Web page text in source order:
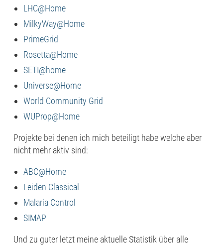
LHC@Home
MilkyWay@Home
PrimeGrid
Rosetta@Home
SETI@home
Universe@Home
World Community Grid
WUProp@Home
Projekte bei denen ich mich beteiligt habe welche aber
nicht mehr aktiv sind:
ABC@Home
Leiden Classical
Malaria Control
SIMAP
Und zu guter letzt meine aktuelle Statistik über alle